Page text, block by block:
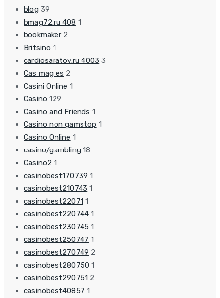
blog 39
bmag72.ru 408 1
bookmaker 2
Britsino 1
cardiosaratov.ru 4003 3
Cas mag es 2
Casini Online 1
Casino 129
Casino and Friends 1
Casino non gamstop 1
Casino Online 1
casino/gambling 18
Casino2 1
casinobest170739 1
casinobest210743 1
casinobest22071 1
casinobest220744 1
casinobest230745 1
casinobest250747 1
casinobest270749 2
casinobest280750 1
casinobest290751 2
casinobest40857 1